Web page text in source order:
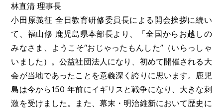
林直清 理事長
小田原義征 全日教育研修委員長による開会挨拶に続い
て、福山修 鹿児島県本部長より、「全国からお越しの
みなさま、ようこそ“おじゃったもんした”（いらっしゃ
いました）。公益社団法人になり、初めて開催される大
会が当地であったことを意義深く誇りに思います。鹿児
島は今から150 年前にイギリスと戦争になり、大きな刺
激を受けました。また、幕末・明治維新において歴史に